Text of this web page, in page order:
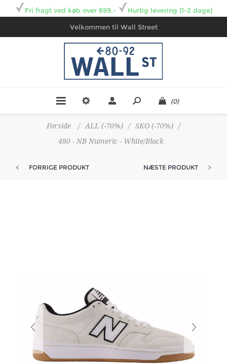
Fri fragt ved køb over 699,- Hurtig levering (1-2 dage)
Velkommen til Wall Street
(0)
Forside / ALL (-70%) / SKO (-70%)
/
480 - NB Numeric - White/Black
FORRIGE PRODUKT NÆSTE PRODUKT